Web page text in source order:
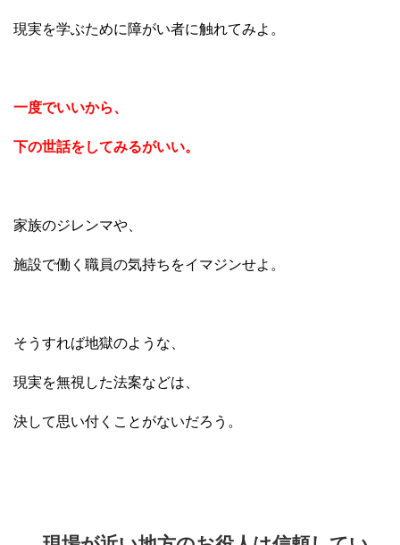
現実を学ぶために障がい者に触れてみよ。
一度でいいから、
下の世話をしてみるがいい。
家族のジレンマや、
施設で働く職員の気持ちをイマジンせよ。
そうすれば地獄のような、
現実を無視した法案などは、
決して思い付くことがないだろう。